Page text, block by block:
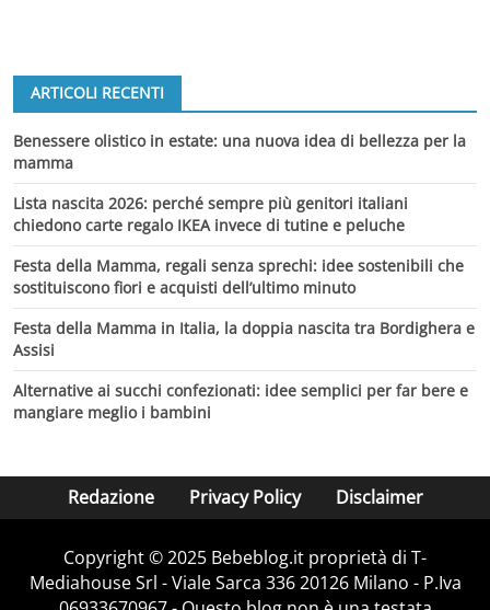
ARTICOLI RECENTI
Benessere olistico in estate: una nuova idea di bellezza per la
mamma
Lista nascita 2026: perché sempre più genitori italiani
chiedono carte regalo IKEA invece di tutine e peluche
Festa della Mamma, regali senza sprechi: idee sostenibili che
sostituiscono fiori e acquisti dell’ultimo minuto
Festa della Mamma in Italia, la doppia nascita tra Bordighera e
Assisi
Alternative ai succhi confezionati: idee semplici per far bere e
mangiare meglio i bambini
Redazione Privacy Policy Disclaimer
Copyright © 2025 Bebeblog.it proprietà di T-
Mediahouse Srl - Viale Sarca 336 20126 Milano - P.Iva